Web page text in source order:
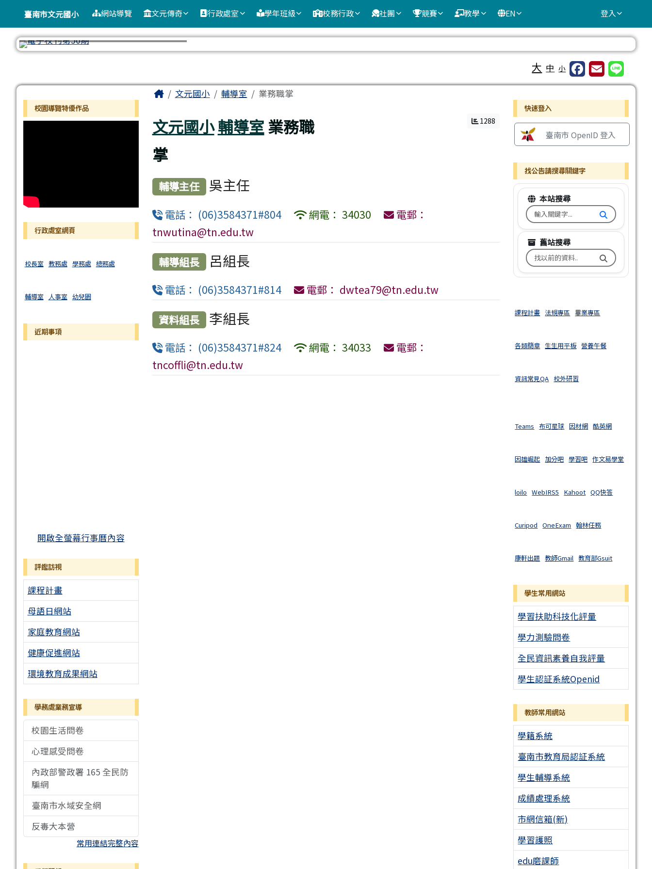
臺南市文元國小
導覽列臺南市文元國小 網站導覽 文元傳奇 行政處室 學年班級 校務行政 社團 競賽 教學 EN 登入
大 中 小
左邊區域內容
校園導覽特優作品
行政處室網頁
校長室 教務處 學務處 總務處
輔導室 人事室 幼兒園
近期事項
開啟全螢幕行事曆內容
評鑑訪視
課程計畫
母語日網站
家庭教育網站
健康促進網站
環境教育成果網站
學務處業務宣導
校園生活問卷
心理感受問卷
內政部警政署 165 全民防
騙網
臺南市水域安全網
反毒大本營
常用連結完整內容
主內容區域
Home文元國小 輔導室 業務職掌
文元國小輔導室業務職
掌
1288
輔導主任 吳主任
電話： (06)3584371#804 網電： 34030
電郵：
tnwutina@tn.edu.tw
輔導組長 呂組長
電話： (06)3584371#814 電郵： dwtea79@tn.edu.tw
資料組長 李組長
電話： (06)3584371#824 網電： 34033
電郵：
tncoffli@tn.edu.tw
右邊區域內容
快速登入
臺南市 OpenID 登入
找公告請搜尋關鍵字
本站搜尋
搜尋台南市文元國小全球資訊網
舊站搜尋
搜尋台南市文元國小舊校網關鍵
課程計畫 法規專區 畢業專區
各類簡章 生生用平板 營養午餐
資訊常見QA 校外研習
Teams 布可星球 因材網 酷英網
因雄崛起 加分吧 學習吧 作文易學堂
loilo WebIRS5 Kahoot QQ快答
Curipod OneExam 翰林任務
康軒出題 教師Gmail 教育部Gsuit
學生常用網站
學習扶助科技化評量
學力測驗問卷
全民資訊素養自我評量
學生認証系統Openid
教師常用網站
學籍系統
臺南市教育局認証系統
學生輔導系統
成績處理系統
市網信箱(新)
學習護照
edu磨課師
頁尾區域